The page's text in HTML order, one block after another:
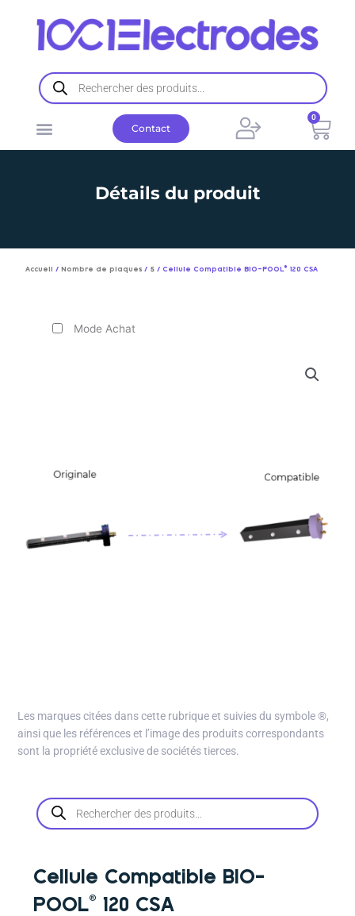
contenu
Recherche
de
produits
Contact
0
Détails du produit
Accueil / Nombre de plaques / 5 / Cellule Compatible BIO-POOL® 120 CSA
Mode Achat
Les marques citées dans cette rubrique et suivies du symbole®,
ainsi que les références et l’image des produits correspondants
sont la propriété exclusive de sociétés tierces.
Recherche
de
produits
Cellule Compatible BIO-
POOL® 120 CSA